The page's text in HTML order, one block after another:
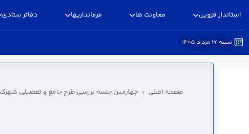
استاندار قزوین معاونت ها فرمانداریها دفاتر ستادی
شنبه 17 مرداد 1405
چهارمین جلسه بررسی طرح جامع و تفصیلی شهرک
صفحه اصلی چهارمین جلسه بررسی طرح جامع و تفصیلی